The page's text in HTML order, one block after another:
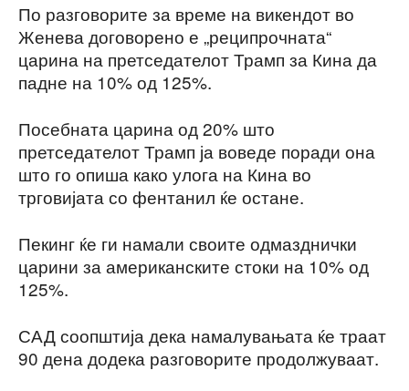
По разговорите за време на викендот во
Женева договорено е „реципрочната“
царина на претседателот Трамп за Кина да
падне на 10% од 125%.
Посебната царина од 20% што
претседателот Трамп ја воведе поради она
што го опиша како улога на Кина во
трговијата со фентанил ќе остане.
Пекинг ќе ги намали своите одмазднички
царини за американските стоки на 10% од
125%.
САД соопштија дека намалувањата ќе траат
90 дена додека разговорите продолжуваат.